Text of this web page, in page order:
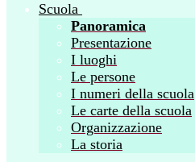
Scuola
Panoramica
Presentazione
I luoghi
Le persone
I numeri della scuola
Le carte della scuola
Organizzazione
La storia